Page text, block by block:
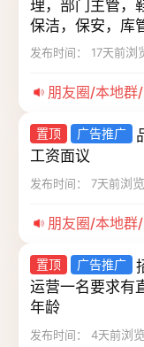
理，部门主管，
保洁，保安，库
女搓澡师，采耳
发布时间： 17天前浏
朋友圈/本地群
置顶 广告推广
工资面议
发布时间： 7天前浏
朋友圈/本地群
置顶 广告推广
运营一名要求有
年龄
发布时间： 4天前浏